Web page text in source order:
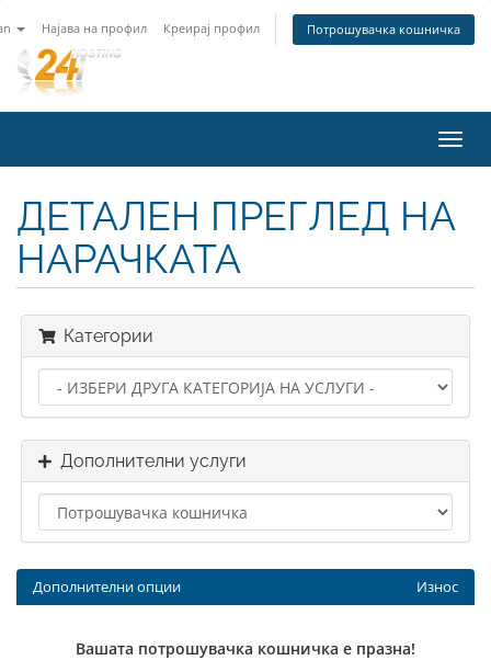
Најава на профил Креирај профил Потрошувачка кошничка
ја
ДЕТАЛЕН ПРЕГЛЕД НА
НАРАЧКАТА
Категории
Дополнителни услуги
Дополнителни опции Износ
Вашата потрошувачка кошничка е празна!